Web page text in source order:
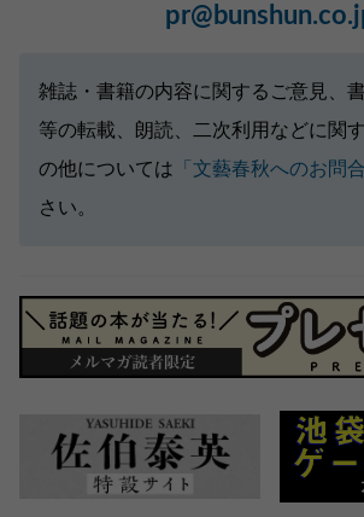
雑誌・書籍の内容に関するご意見、
等の転載、朗読、二次利用などに関
の他については 「文藝春秋へのお問合
さい。